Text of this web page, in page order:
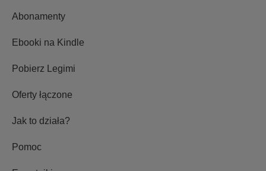
Abonamenty
Ebooki na Kindle
Pobierz Legimi
Oferty łączone
Jak to działa?
Pomoc